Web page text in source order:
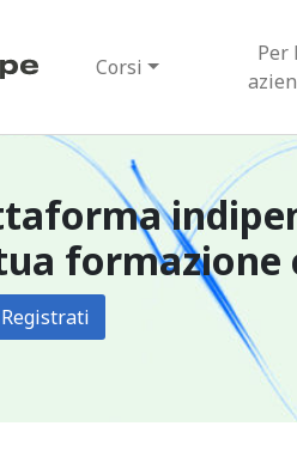
Corsi
Per
formazione
Registrati